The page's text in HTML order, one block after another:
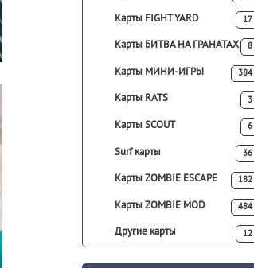
Карты FIGHT YARD 17
Карты БИТВА НА ГРАНАТАХ 8
Карты МИНИ-ИГРЫ 384
Карты RATS 3
Карты SCOUT 6
Surf карты 36
Карты ZOMBIE ESCAPE 182
Карты ZOMBIE MOD 484
Другие карты 12